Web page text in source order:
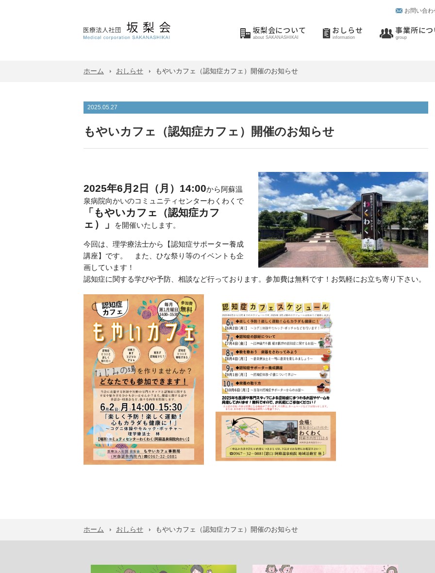
お問い合わ
坂梨会について
about SAKANASHIKAI
おしらせ
information
事業所につ
group
ホーム おしらせ もやいカフェ（認知症カフェ）開催のお知らせ
2025.05.27
もやいカフェ（認知症カフェ）開催のお知らせ
2025年6月2日（月）14:00から阿蘇温
泉病院向かいのコミュニティセンターわくわくで
「もやいカフェ（認知症カフ
ェ）」
を開催いたします。
今回は、理学療法士から【認知症サポーター養成
講座】です。 また、ひな祭り等のイベントも企
画しています！
認知症に関する学びや予防、相談など行っております。参加費は無料です！お気軽にお立ち寄り下さい。
ホーム おしらせ もやいカフェ（認知症カフェ）開催のお知らせ